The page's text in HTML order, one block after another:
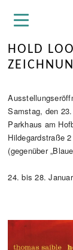
HOLD
Samstag, den
Parkhaus am
Hildegardstraße
(gegenüber
24. bis 28.